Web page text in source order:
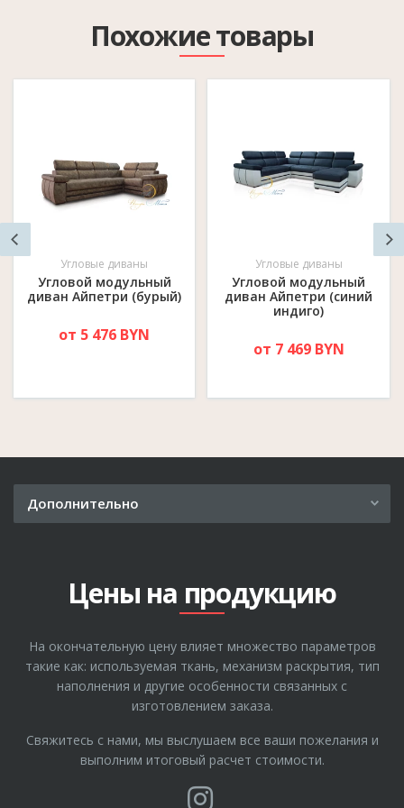
Похожие товары
Угловые диваны
Угловой модульный
диван Айпетри (бурый)
от 5 476 BYN
Угловые диваны
Угловой модульный
диван Айпетри (синий
индиго)
от 7 469 BYN
Дополнительно
О компании
Отзывы
Полезные статьи
Цены на продукцию
На окончательную цену влияет множество параметров
такие как: используемая ткань, механизм раскрытия, тип
наполнения и другие особенности связанных с
изготовлением заказа.
Свяжитесь с нами, мы выслушаем все ваши пожелания и
выполним итоговый расчет стоимости.